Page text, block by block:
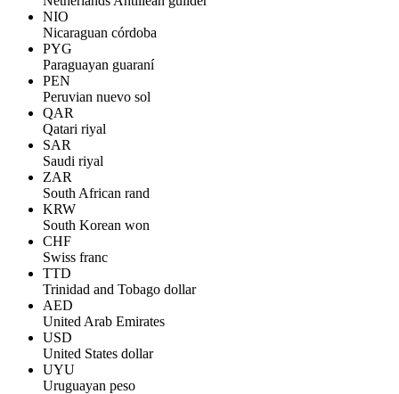
NIO
Nicaraguan córdoba
PYG
Paraguayan guaraní
PEN
Peruvian nuevo sol
QAR
Qatari riyal
SAR
Saudi riyal
ZAR
South African rand
KRW
South Korean won
CHF
Swiss franc
TTD
Trinidad and Tobago dollar
AED
United Arab Emirates
USD
United States dollar
UYU
Uruguayan peso